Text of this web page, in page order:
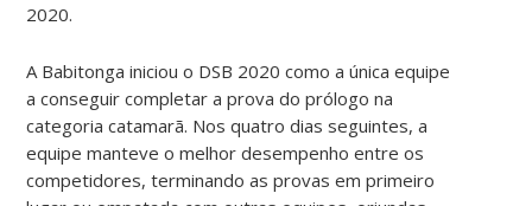
2020.
A Babitonga iniciou o DSB 2020 como a única equipe
a conseguir completar a prova do prólogo na
categoria catamarã. Nos quatro dias seguintes, a
equipe manteve o melhor desempenho entre os
competidores, terminando as provas em primeiro